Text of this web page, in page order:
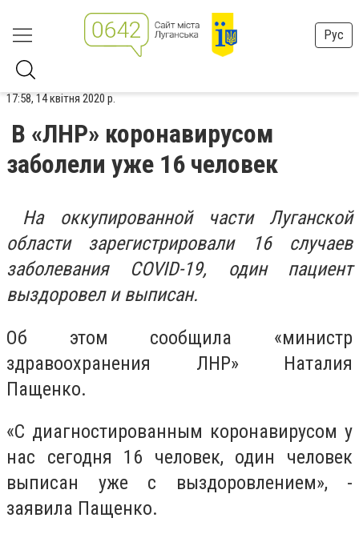
Рус
17:58, 14 квітня 2020 р.
В «ЛНР» коронавирусом
заболели уже 16 человек
На оккупированной части Луганской
области зарегистрировали 16 случаев
заболевания COVID-19, один пациент
выздоровел и выписан.
Об этом сообщила «министр
здравоохранения ЛНР» Наталия
Пащенко.
«С диагностированным коронавирусом у
нас сегодня 16 человек, один человек
выписан уже с выздоровлением», -
заявила Пащенко.